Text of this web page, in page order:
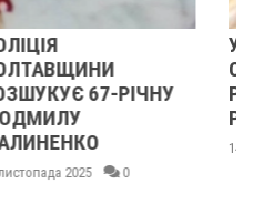
У ПОЛТАВСЬКІЙ
ОБЛАСТІ
РОЗШУКУЮТЬ 62-
РІЧНУ ЗОЮ ГРАКОВУ
14 листопада 2025